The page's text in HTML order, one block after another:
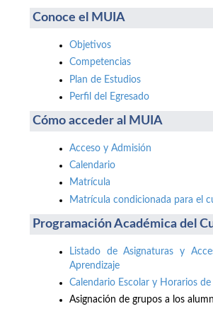
Conoce el MUIA
Objetivos
Competencias
Plan de Estudios
Perfil del Egresado
Cómo acceder al MUIA
Acceso y Admisión
Calendario
Matrícula
Matrícula condicionada para el
Programación Académica del
Listado de Asignaturas y
Aprendizaje
Calendario Escolar y Horarios de
Asignación de grupos a los